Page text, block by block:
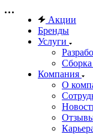
Акции
Бренды
Услуги
Компания
О